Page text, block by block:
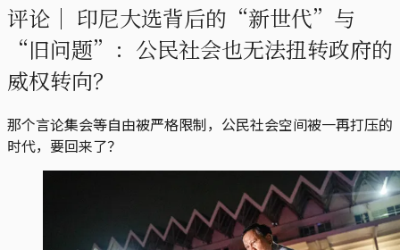
评论｜ 印尼大选背后的“新世代”与
“旧问题”：公民社会也无法扭转政府的
威权转向？
那个言论集会等自由被严格限制，公民社会空间被一再打压的
时代，要回来了？